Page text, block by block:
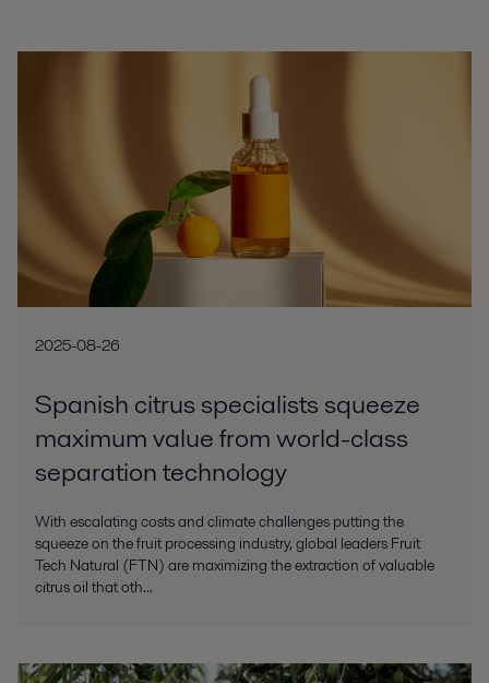
2025-08-26
Spanish citrus specialists squeeze
maximum value from world-class
separation technology
With escalating costs and climate challenges putting the
squeeze on the fruit processing industry, global leaders Fruit
Tech Natural (FTN) are maximizing the extraction of valuable
citrus oil that oth...